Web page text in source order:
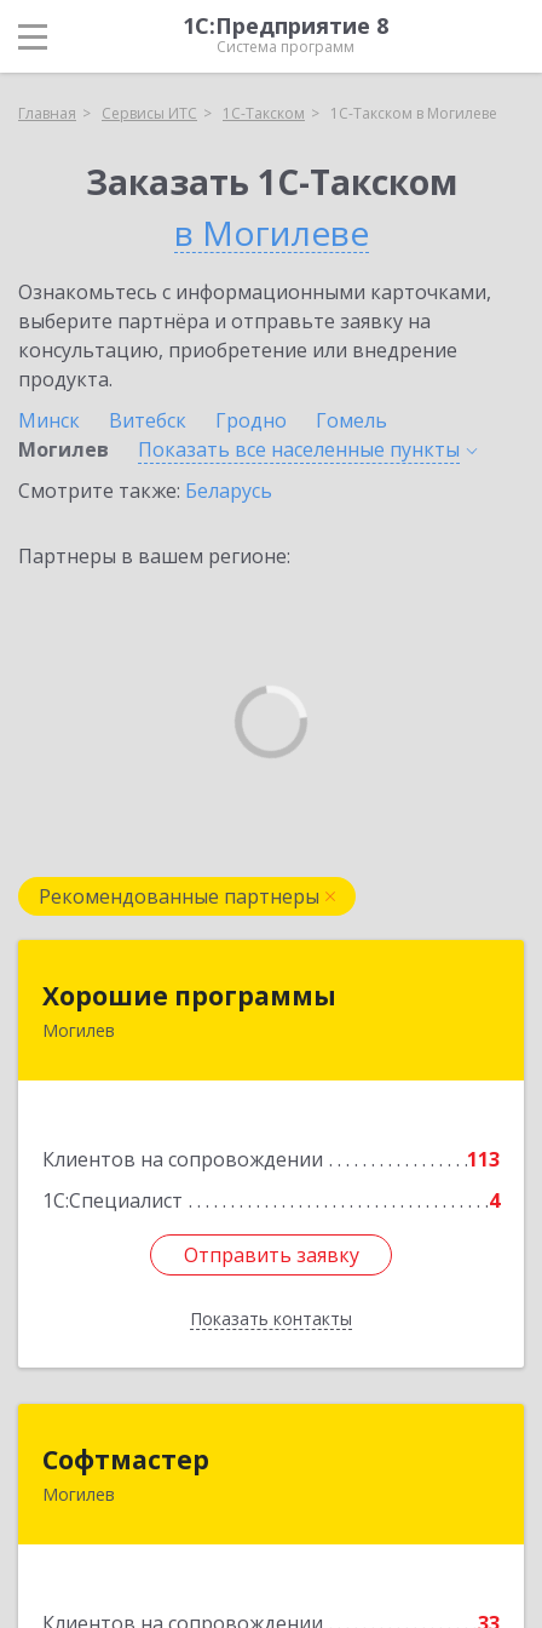
1С:Предприятие 8
Система программ
Главная Сервисы ИТС 1С-Такском 1С-Такском в Могилеве
Заказать 1С-Такском
в Могилеве
Ознакомьтесь с информационными карточками,
выберите партнёра и отправьте заявку на
консультацию, приобретение или внедрение
продукта.
Минск
Витебск Гродно
Гомель
Могилев
Показать все населенные пункты
Смотрите также: Беларусь
Партнеры в вашем регионе:
Рекомендованные партнеры
Хорошие программы
Могилев
Клиентов на сопровождении
113
1С:Специалист
4
Отправить заявку
Показать контакты
Республика Беларусь, 212030, г. Могилев, ул.
Отправить заявку
Назад
Софтмастер
Могилев212017, Республика Беларусь, г.Могилев, ул.